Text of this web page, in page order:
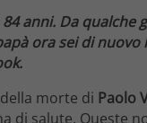
anni. Da
ora sei di nuovo
morte di Paolo
di salute. Queste